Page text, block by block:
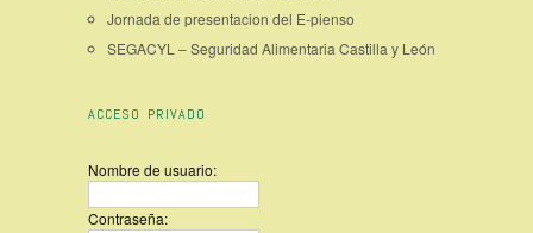
Jornada de presentacion del E-pienso
SEGACYL – Seguridad Alimentaria Castilla y León
ACCESO PRIVADO
Nombre de usuario:
Contraseña: